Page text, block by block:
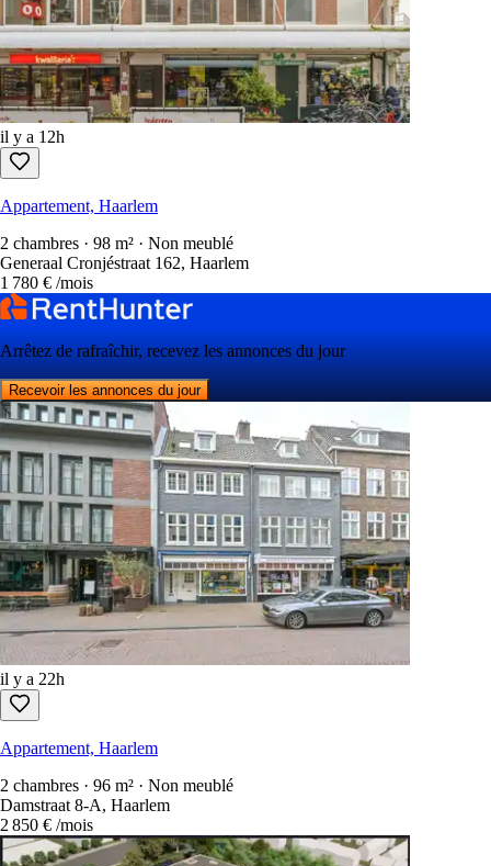
il y a 12h
Appartement, Haarlem
2 chambres · 98 m² · Non meublé
Generaal Cronjéstraat 162, Haarlem
1 780 € /mois
Arrêtez de rafraîchir, recevez les annonces du jour
Recevoir les annonces du jour
il y a 22h
Appartement, Haarlem
2 chambres · 96 m² · Non meublé
Damstraat 8-A, Haarlem
2 850 € /mois